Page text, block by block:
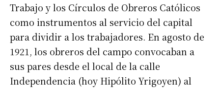
Trabajo y los Círculos de Obreros Católicos
como instrumentos al servicio del capital
para dividir a los trabajadores. En agosto de
1921, los obreros del campo convocaban a
sus pares desde el local de la calle
Independencia (hoy Hipólito Yrigoyen) al